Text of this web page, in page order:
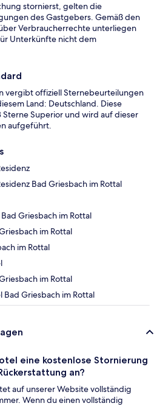
stornierst, gelten die
des Gastgebers. Gemäß den
Verbraucherrechte unterliegen
Unterkünfte nicht dem
vergibt offiziell Sternebeurteilungen
Land: Deutschland. Diese
Superior und wird auf dieser
aufgeführt.
Bad Griesbach im Rottal
Griesbach im Rottal
im Rottal
im Rottal
im Rottal
Griesbach im Rottal
eine kostenlose Stornierung
an?
auf unserer Website vollständig
Wenn du einen vollständig